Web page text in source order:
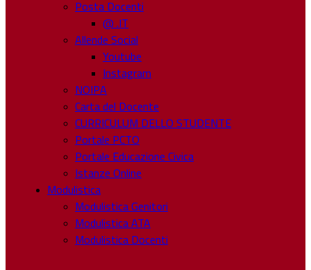
Posta Docenti
@ .IT
Allende Social
Youtube
Instagram
NOIPA
Carta del Docente
CURRICULUM DELLO STUDENTE
Portale PCTO
Portale Educazione Civica
Istanze Online
Modulistica
Modulistica Genitori
Modulistica ATA
Modulistica Docenti